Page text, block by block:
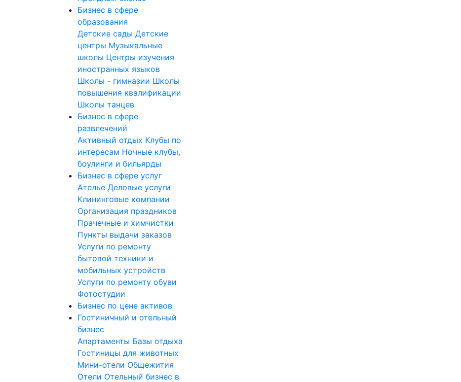
Бизнес в сфере
образования
Детские сады Детские
центры Музыкальные
школы Центры изучения
иностранных языков
Школы - гимназии Школы
повышения квалификации
Школы танцев
Бизнес в сфере
развлечений
Активный отдых Клубы по
интересам Ночные клубы,
боулинги и бильярды
Бизнес в сфере услуг
Ателье Деловые услуги
Клининговые компании
Организация праздников
Прачечные и химчистки
Пункты выдачи заказов
Услуги по ремонту
бытовой техники и
мобильных устройств
Услуги по ремонту обуви
Фотостудии
Бизнес по цене активов
Гостиничный и отельный
бизнес
Апартаменты Базы отдыха
Гостиницы для животных
Мини-отели Общежития
Отели Отельный бизнес в